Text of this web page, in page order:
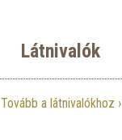
Látnivalók
Tovább a látnivalókhoz